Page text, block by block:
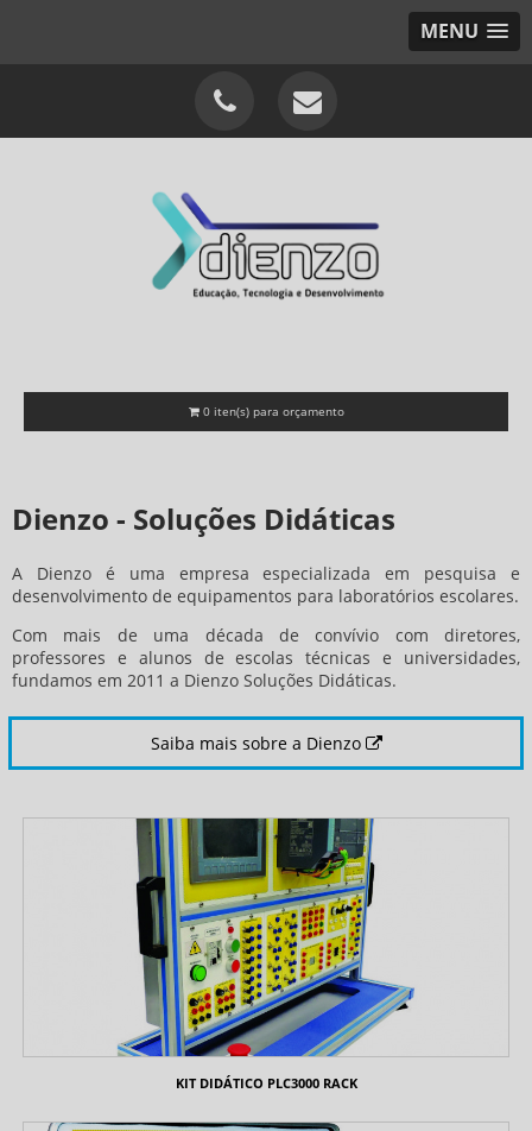
MENU
0iten(s) para orçamento
Dienzo - Soluções Didáticas
A Dienzo é uma empresa especializada em pesquisa e
desenvolvimento de equipamentos para laboratórios escolares.
Com mais de uma década de conví­vio com diretores,
professores e alunos de escolas técnicas e universidades,
fundamos em 2011 a Dienzo Soluções Didáticas.
Saiba mais sobre a Dienzo
KIT DIDÁTICO PLC3000 RACK